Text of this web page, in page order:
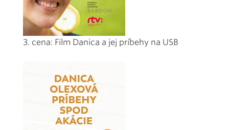
3. cena: Film Danica a jej príbehy na USB